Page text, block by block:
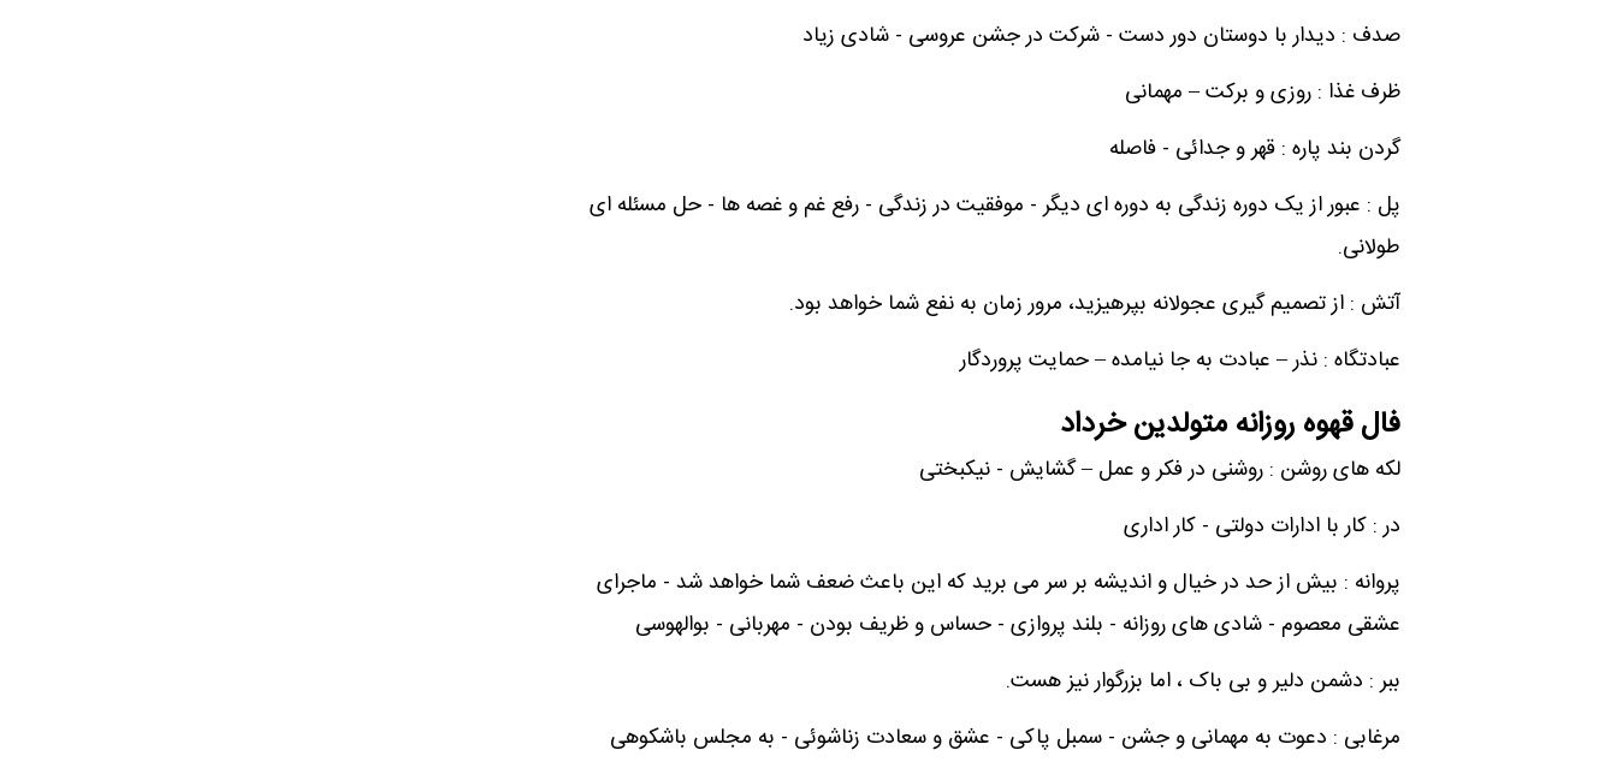
صدف : دیدار با دوستان دور دست - شرکت در جشن عروسی - شادی زیاد
ظرف غذا : روزی و برکت – مهمانی
گردن بند پاره : قهر و جدائی - فاصله
پل : عبور از یک دوره زندگی به دوره ای دیگر - موفقیت در زندگی - رفع غم و غصه ها - حل مسئله ای
طولانی.
آتش : از تصمیم گیری عجولانه بپرهیزید، مرور زمان به نفع شما خواهد بود.
عبادتگاه : نذر – عبادت به جا نیامده – حمایت پروردگار
فال قهوه روزانه متولدین خرداد
لکه های روشن : روشنی در فکر و عمل – گشایش - نیکبختی
در : کار با ادارات دولتی - کار اداری
پروانه : بیش از حد در خیال و اندیشه بر سر می برید که این باعث ضعف شما خواهد شد - ماجرای
عشقی معصوم - شادی های روزانه - بلند پروازی - حساس و ظریف بودن - مهربانی - بوالهوسی
ببر : دشمن دلیر و بی باک ، اما بزرگوار نیز هست.
مرغابی : دعوت به مهمانی و جشن - سمبل پاکی - عشق و سعادت زناشوئی - به مجلس باشکوهی